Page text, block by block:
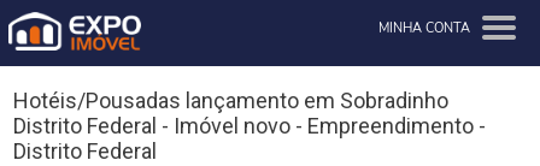
MINHA CONTA
Hotéis/Pousadas lançamento em Sobradinho
Distrito Federal - Imóvel novo - Empreendimento -
Distrito Federal